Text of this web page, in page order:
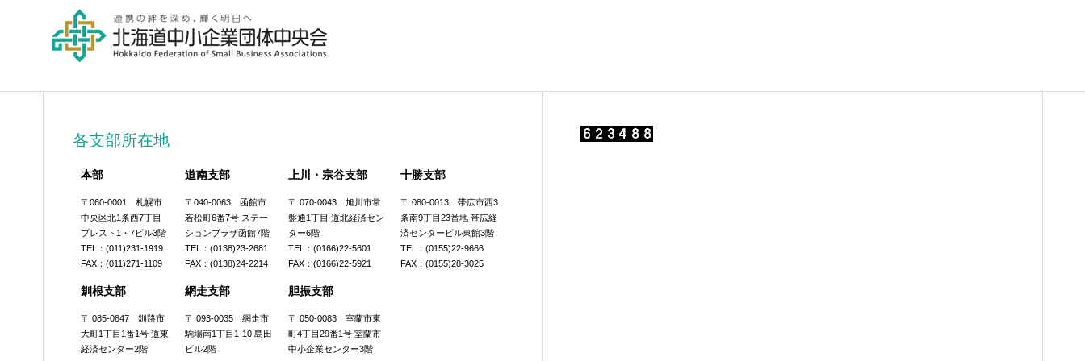
各支部所在地
本部 道南支部 上川・宗谷支部 十勝支部
〒060-0001 札幌市
中央区北1条西7丁目
プレスト1・7ビル3階
TEL：(011)231-1919
FAX：(011)271-1109
〒040-0063 函館市
若松町6番7号 ステー
ションプラザ函館7階
TEL：(0138)23-2681
FAX：(0138)24-2214
〒 070-0043 旭川市常
盤通1丁目 道北経済セン
ター6階
TEL：(0166)22-5601
FAX：(0166)22-5921
〒 080-0013 帯広市西3
条南9丁目23番地 帯広経
済センタービル東館3階
TEL：(0155)22-9666
FAX：(0155)28-3025
釧根支部 網走支部 胆振支部
〒 085-0847 釧路市
大町1丁目1番1号 道東
経済センター2階
〒 093-0035 網走市
駒場南1丁目1-10 島田
ビル2階
〒 050-0083 室蘭市東
町4丁目29番1号 室蘭市
中小企業センター3階